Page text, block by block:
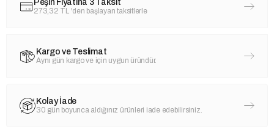
Peşin Fiyatına 3 Taksit
273,32 TL 'den başlayan taksitlerle
Kargo ve Teslimat
Aynı gün kargo ve için uygun üründür.
Kolay İade
30 gün boyunca aldığınız ürünleri iade edebilirsiniz.